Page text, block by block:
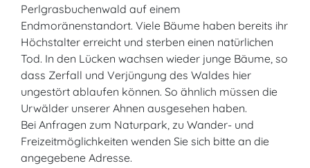
Perlgrasbuchenwald auf einem
Endmoränenstandort. Viele Bäume haben bereits ihr
Höchstalter erreicht und sterben einen natürlichen
Tod. In den Lücken wachsen wieder junge Bäume, so
dass Zerfall und Verjüngung des Waldes hier
ungestört ablaufen können. So ähnlich müssen die
Urwälder unserer Ahnen ausgesehen haben.
Bei Anfragen zum Naturpark, zu Wander- und
Freizeitmöglichkeiten wenden Sie sich bitte an die
angegebene Adresse.